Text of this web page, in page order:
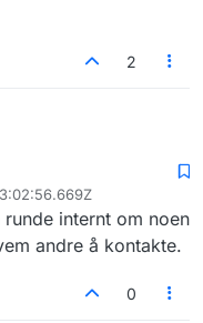
2
internt om noen
andre å kontakte.
0